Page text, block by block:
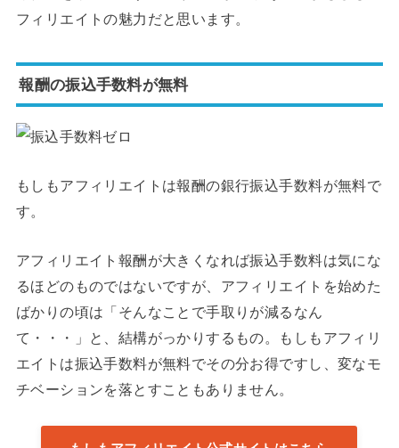
フィリエイトの魅力だと思います。
報酬の振込手数料が無料
もしもアフィリエイトは報酬の銀行振込手数料が無料で
す。
アフィリエイト報酬が大きくなれば振込手数料は気にな
るほどのものではないですが、アフィリエイトを始めた
ばかりの頃は「そんなことで手取りが減るなん
て・・・」と、結構がっかりするもの。もしもアフィリ
エイトは振込手数料が無料でその分お得ですし、変なモ
チベーションを落とすこともありません。